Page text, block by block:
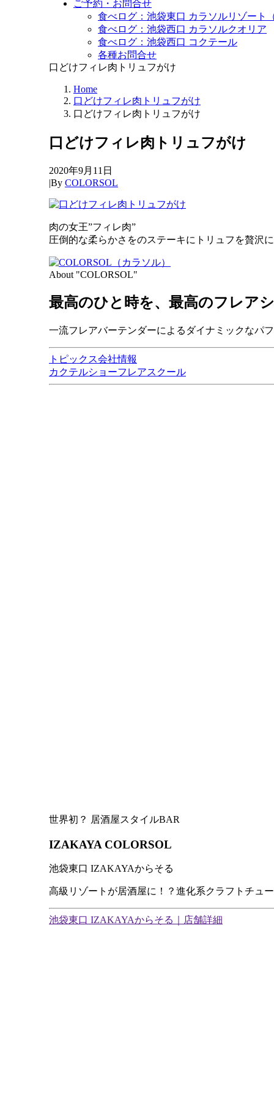
ご予約・お問合せ
食べログ：池袋東口 カラソルリゾート
食べログ：池袋西口 カラソルクオリア
食べログ：池袋西口 コクテール
各種お問合せ
口どけフィレ肉トリュフがけ
Home
口どけフィレ肉トリュフがけ
口どけフィレ肉トリュフがけ
口どけフィレ肉トリュフがけ
2020年9月11日
|By COLORSOL
肉の女王”フィレ肉”
圧倒的な柔らかさをのステーキにトリュフを贅沢
About "COLORSOL"
最高のひと時を、 最高のフレア
一流フレアバーテンダーによるダイナミックなパ
トピックス会社情報
カクテルショーフレアスクール
世界初？ 居酒屋スタイルBAR
IZAKAYA COLORSOL
池袋東口 IZAKAYAからそる
高級リゾートが居酒屋に！？進化系クラフトチュ
池袋東口 IZAKAYAからそる｜店舗詳細